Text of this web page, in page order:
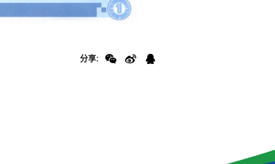
分享: